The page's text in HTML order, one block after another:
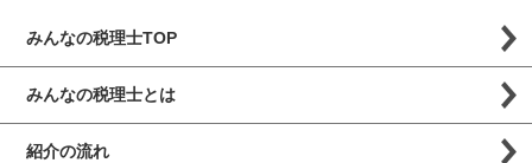
みんなの税理士TOP
みんなの税理士とは
紹介の流れ